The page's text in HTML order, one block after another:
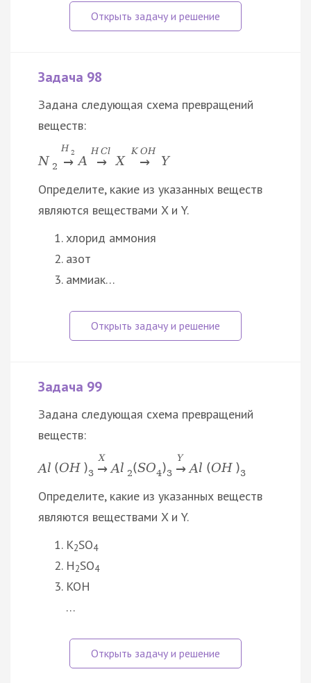
Задача 98
Задана следующая схема превращений
веществ:
N 2
H 2
→ A
HCl
→ X
KOH
→ Y
Определите, какие из указанных веществ
являются веществами X и Y.
хлорид аммония
азот
аммиак…
Задача 99
Задана следующая схема превращений
веществ:
Al (OH )3
X
→ Al 2(SO4)3
Y
→ Al (OH )3
Определите, какие из указанных веществ
являются веществами X и Y.
K2SO4
H2SO4
KOH
…